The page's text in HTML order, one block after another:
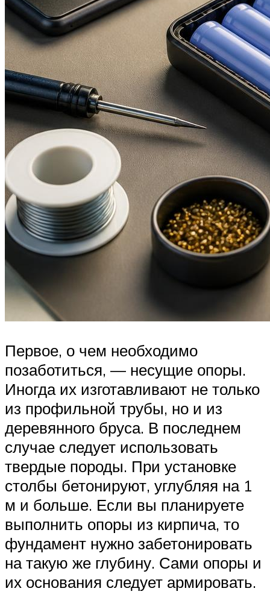
Первое, о чем необходимо
позаботиться, — несущие опоры.
Иногда их изготавливают не только
из профильной трубы, но и из
деревянного бруса. В последнем
случае следует использовать
твердые породы. При установке
столбы бетонируют, углубляя на 1
м и больше. Если вы планируете
выполнить опоры из кирпича, то
фундамент нужно забетонировать
на такую же глубину. Сами опоры и
их основания следует армировать.